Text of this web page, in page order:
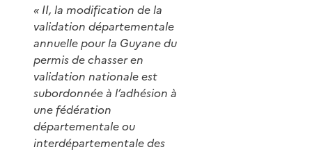
« II, la modification de la
validation départementale
annuelle pour la Guyane du
permis de chasser en
validation nationale est
subordonnée à l’adhésion à
une fédération
départementale ou
interdépartementale des